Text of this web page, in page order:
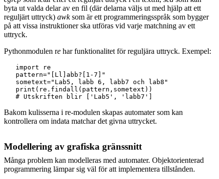
byta ut valda delar av en fil (där delarna väljs ut med hjälp att ett
reguljärt uttryck) awksom är ett programmeringsspråk som bygger
på att vissa instruktioner ska utföras vid varje matchning av ett
uttryck.
Pythonmodulen re har funktionalitet för reguljära uttryck. Exempel:
   import re
   pattern="[Ll]abb?[1-7]"
   sometext="Lab5, labb 6, labb7 och lab8"
   print(re.findall(pattern,sometext))
Bakom kulisserna i re-modulen skapas automater som kan
kontrollera om indata matchar det givna uttrycket.
Modellering av grafiska gränssnitt
Många problem kan modelleras med automater. Objektorienterad
programmering lämpar sig väl för att implementera tillstånden.